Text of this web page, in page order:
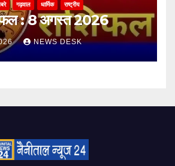
गढ़वाल धार्मिक राष्ट्रीय
: 8 अगस्त 2026
NEWS DESK